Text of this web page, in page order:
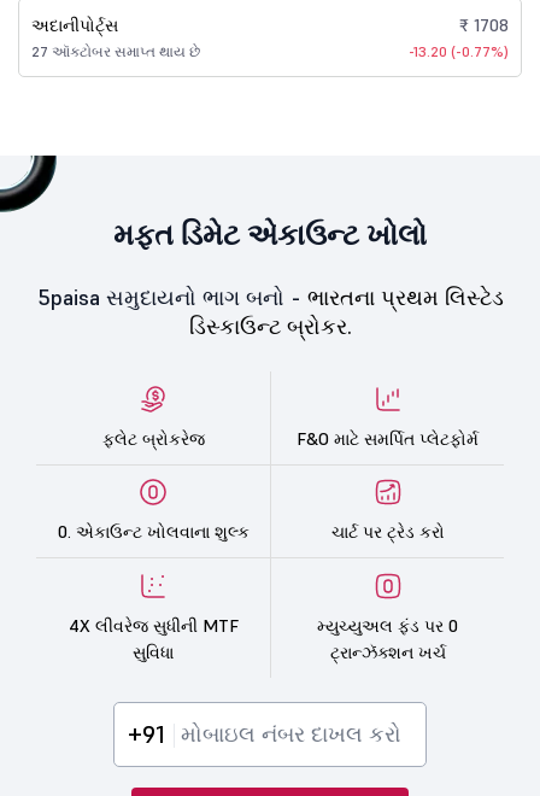
અદાનીપોર્ટ્સ
27 ઑક્ટોબર સમાપ્ત થાય છે
₹ 1708
-13.20 (-0.77%)
મફત ડિમેટ એકાઉન્ટ ખોલો
5paisa સમુદાયનો ભાગ બનો - ભારતના પ્રથમ લિસ્ટેડ
ડિસ્કાઉન્ટ બ્રોકર.
ફ્લેટ બ્રોકરેજ F&O માટે સમર્પિત પ્લેટફોર્મ
0. એકાઉન્ટ ખોલવાના શુલ્ક ચાર્ટ પર ટ્રેડ કરો
4X લીવરેજ સુધીની MTF
સુવિધા
મ્યુચ્યુઅલ ફંડ પર 0
ટ્રાન્ઝૅક્શન ખર્ચ
+91